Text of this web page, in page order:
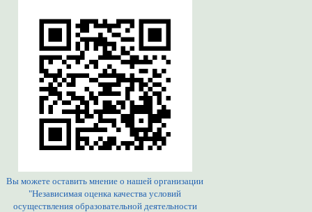
Вы можете оставить мнение о нашей организации
"Независимая оценка качества условий
осуществления образовательной деятельности